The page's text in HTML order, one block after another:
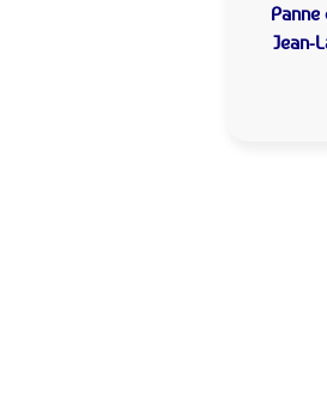
Jean-